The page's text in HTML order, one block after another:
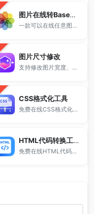
图片在线转Base64编码
一款可以在线任意图片格式转Base64 DataUrl编码工具
图片尺寸修改
支持修改图片宽度、高度、像素尺寸和分辨率，可按比例缩放、自定义尺寸、固定尺寸修改。
CSS格式化工具
免费在线CSS格式化工具，支持CSS代码美化、压缩和一键整理结构。
HTML代码转换工具
免费在线HTML代码转换工具，支持HTML转JS、PHP、ASP等多语言代码生成，一键完成HTML转义与编码转换，适合开发调试与网页嵌入使用。